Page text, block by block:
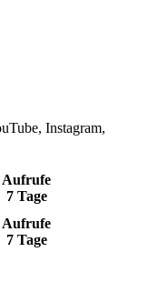
Instagram,
Aufrufe
7 Tage
Aufrufe
7 Tage